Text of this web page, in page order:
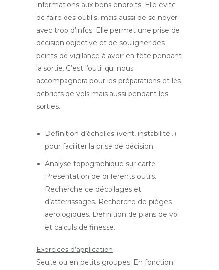
informations aux bons endroits. Elle évite
de faire des oublis, mais aussi de se noyer
avec trop d’infos. Elle permet une prise de
décision objective et de souligner des
points de vigilance à avoir en tête pendant
la sortie. C’est l’outil qui nous
accompagnera pour les préparations et les
débriefs de vols mais aussi pendant les
sorties.
Définition d’échelles (vent, instabilité…)
pour faciliter la prise de décision
Analyse topographique sur carte :
Présentation de différents outils.
Recherche de décollages et
d’atterrissages. Recherche de pièges
aérologiques. Définition de plans de vol
et calculs de finesse.
Exercices d’application
Seul.e ou en petits groupes. En fonction